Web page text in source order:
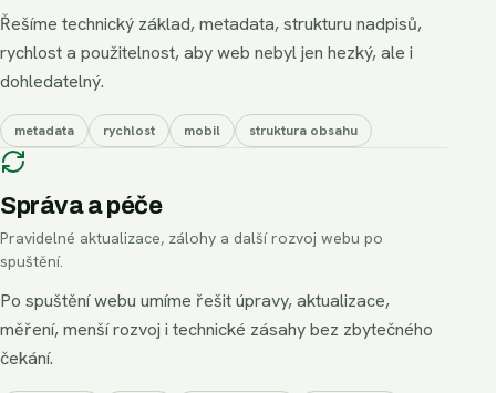
Řešíme technický základ, metadata, strukturu nadpisů,
rychlost a použitelnost, aby web nebyl jen hezký, ale i
dohledatelný.
metadata rychlost mobil struktura obsahu
Správa a péče
Pravidelné aktualizace, zálohy a další rozvoj webu po
spuštění.
Po spuštění webu umíme řešit úpravy, aktualizace,
měření, menší rozvoj i technické zásahy bez zbytečného
čekání.